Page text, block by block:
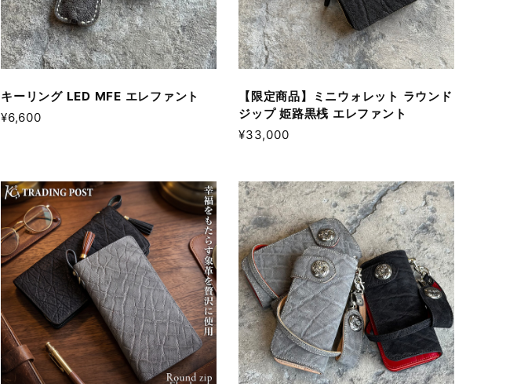
キーリング LED MFE エレファント
¥6,600
【限定商品】ミニウォレット ラウンド
ジップ 姫路黒桟 エレファント
¥33,000